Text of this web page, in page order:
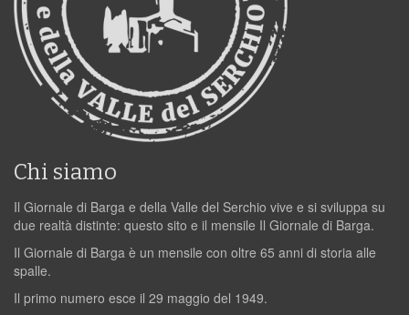
Chi siamo
Il Giornale di Barga e della Valle del Serchio vive e si sviluppa su
due realtà distinte: questo sito e il mensile Il Giornale di Barga.
Il Giornale di Barga è un mensile con oltre 65 anni di storia alle
spalle.
Il primo numero esce il 29 maggio del 1949.